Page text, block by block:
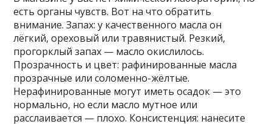
есть органы чувств. Вот на что обратить
внимание. Запах: у качественного масла он
лёгкий, ореховый или травянистый. Резкий,
прогорклый запах — масло окислилось.
Прозрачность и цвет: рафинированные масла
прозрачные или соломенно-жёлтые.
Нерафинированные могут иметь осадок — это
нормально, но если масло мутное или
расслаивается — плохо. Консистенция: нанесите